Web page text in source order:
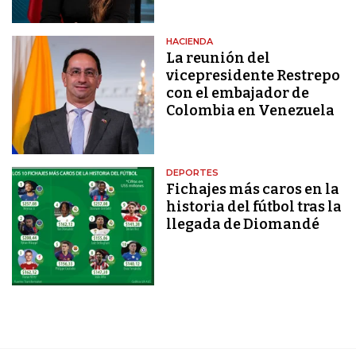
HACIENDA
La reunión del
vicepresidente Restrepo
con el embajador de
Colombia en Venezuela
DEPORTES
Fichajes más caros en la
historia del fútbol tras la
llegada de Diomandé